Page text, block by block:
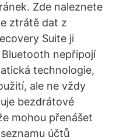
Zde naleznete
ztrátě dat z
Suite ji
nepřipojí
technologie,
ale ne vždy
bezdrátové
mohou přenášet
účtů